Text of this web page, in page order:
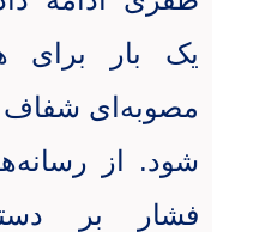
یک بار برای
مصوبه‌ای
شود. از
فشار بر